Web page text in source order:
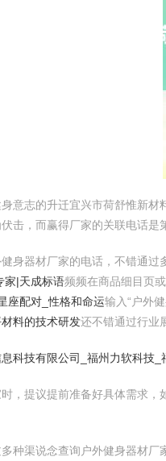
意志的升迁宜兴市荷舒惟新
击，而赢得厂家的关联电话是
身器材厂家的电话，不错通过
家|天成标语频频在商品细目页
座配对_性格和命运输入“户外
料的技术研发还不错通过行业
科技有限公司_福州力软科技_
，提议提前准备好具体需求
种渠说念查询户外健身器材